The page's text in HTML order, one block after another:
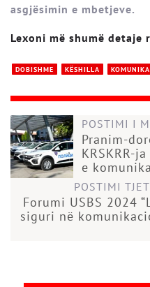
asgjësimin e mbetjeve.
Lexoni më shumë
DOBISHME KËSHILLA
POSTIMI I
Pranim-
KRSKRR-
e
POSTIMI
Forumi USBS 2024
siguri në